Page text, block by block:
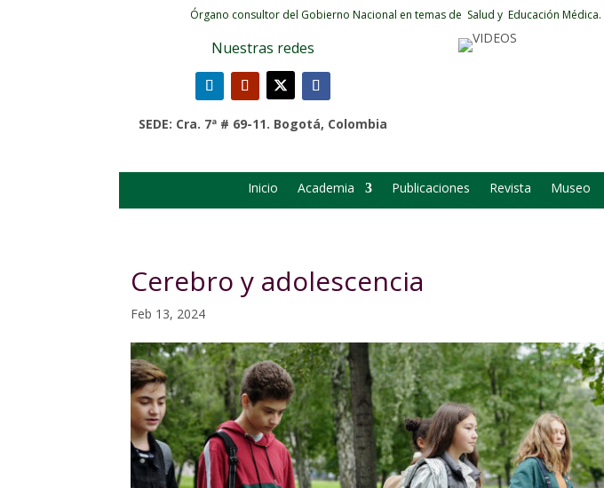
Órgano consultor del Gobierno Nacional en temas de Salud y Educación Médica.
Nuestras redes
SEDE: Cra. 7ª # 69-11. Bogotá, Colombia
Inicio Academia Publicaciones Revista Museo
Cerebro y adolescencia
Feb 13, 2024